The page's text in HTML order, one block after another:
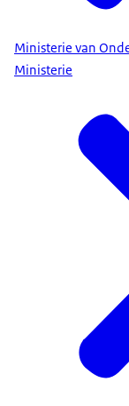
Ministerie van
Ministerie